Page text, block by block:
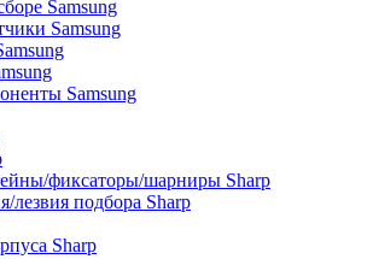
Samsung
Samsung
Samsung
фиксаторы/шарниры Sharp
лезвия подбора Sharp
Sharp